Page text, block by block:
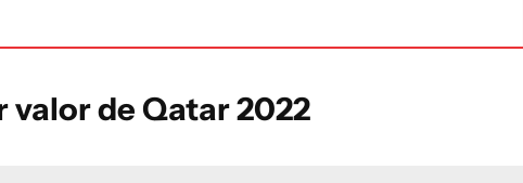
valor de Qatar 2022